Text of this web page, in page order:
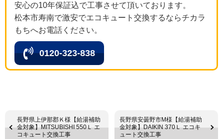
安心の10年保証込で工事させて頂いております。
松本市寿南で激安でエコキュート交換するならチカラ
もちへお電話ください。
0120-323-838
長野県上伊那郡Ｋ様【給湯補助
金対象】MITSUBISHI 550Ｌ エ
コキュート交換工事
長野県安曇野市М様【給湯補助
金対象】DAIKIN 370Ｌ エコキ
ュート交換工事